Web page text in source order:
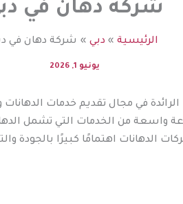
شركة دهان في
الرئيسية دبي شركة دهان في
يونيو 1, 2026
في مجال تقديم خدمات الدهانات
من الخدمات التي تشمل
الدهانات اهتمامًا كبيرًا